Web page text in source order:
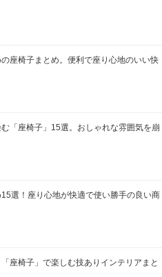
座椅子まとめ。便利で座り心地のいい快
「座椅子」15選。おしゃれな雰囲気を崩
選！座り心地が快適で使い勝手の良い商
座椅子」で楽しむ技ありインテリアまと